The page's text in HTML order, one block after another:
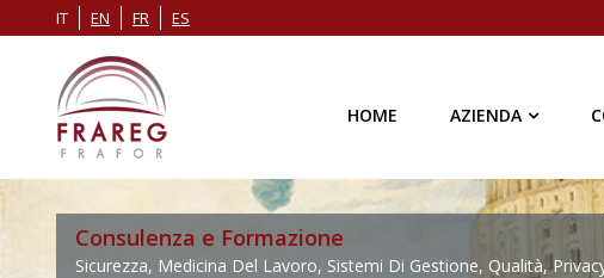
IT EN FR ES
HOME AZIENDA
Consulenza e Formazione
Sicurezza, Medicina Del Lavoro, Sistemi Di Gestione, Qualità,